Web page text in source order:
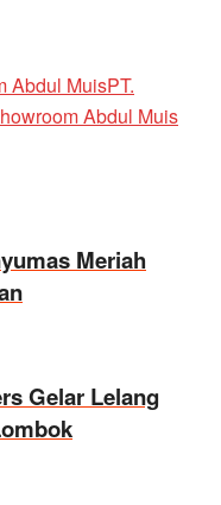
Abdul MuisPT.
Abdul Muis
Meriah
Gelar Lelang